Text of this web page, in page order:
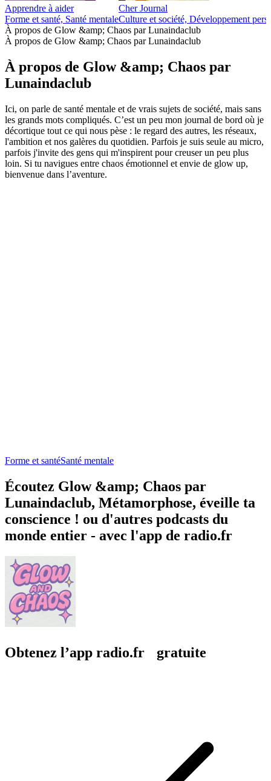
Apprendre à aider
Forme et santé, Santé mentale
Cher Journal
Culture et société, Développement
À propos de Glow &amp; Chaos par Lunaindaclub
À propos de Glow &amp; Chaos par Lunaindaclub
À propos de Glow &amp; Chaos par
Lunaindaclub
Ici, on parle de santé mentale et de vrais sujets de société, mais sans
les grands mots compliqués. C’est un peu mon journal de bord où je
décortique tout ce qui nous pèse : le regard des autres, les réseaux,
l'ambition et nos galères du quotidien. Parfois je suis seule au micro,
parfois j'invite des gens qui m'inspirent pour creuser un peu plus
loin. Si tu navigues entre chaos émotionnel et envie de glow up,
bienvenue dans l’aventure.
Forme et santéSanté mentale
Écoutez Glow &amp; Chaos par
Lunaindaclub, Métamorphose, éveille ta
conscience ! ou d'autres podcasts du
monde entier - avec l'app de radio.fr
Obtenez l’app radio.fr gratuite